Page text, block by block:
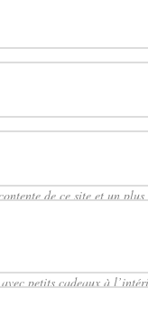
de ce site et un plus
petits cadeaux à